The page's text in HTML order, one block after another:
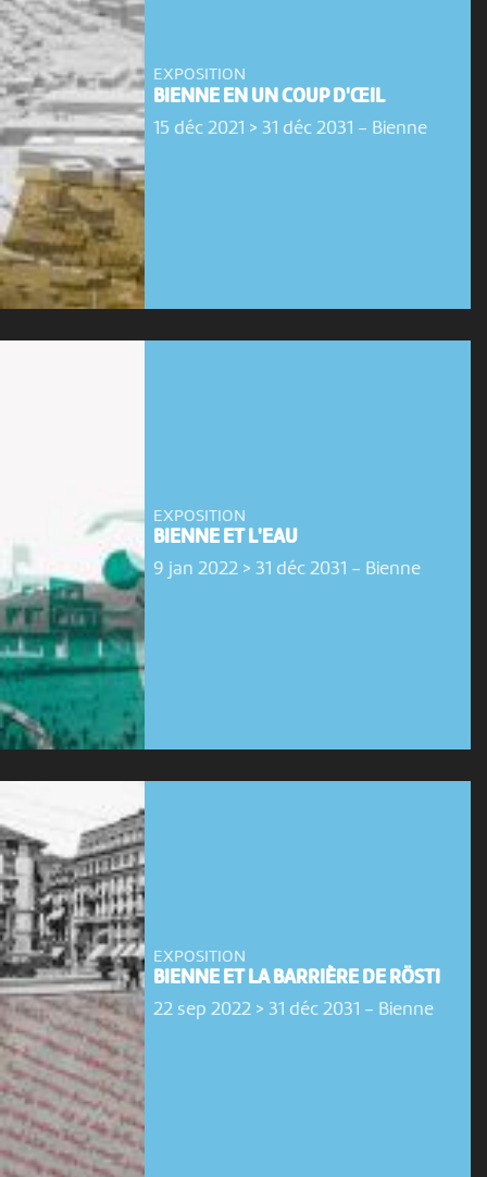
EXPOSITION
BIENNE EN UN COUP D'ŒIL
15 déc 2021 > 31 déc 2031 - Bienne
EXPOSITION
BIENNE ET L'EAU
9 jan 2022 > 31 déc 2031 - Bienne
EXPOSITION
BIENNE ET LA BARRIÈRE DE RÖSTI
22 sep 2022 > 31 déc 2031 - Bienne